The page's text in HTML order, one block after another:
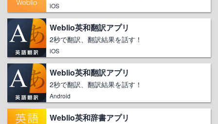
iOS
Weblio英和翻訳アプリ
2秒で翻訳、翻訳結果を話す！
iOS
Weblio英和翻訳アプリ
2秒で翻訳、翻訳結果を話す！
Android
Weblio英和辞書アプリ